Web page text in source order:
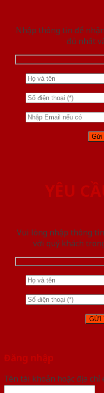
Nhập thông tin để
đủ nhất
YÊU
Vui lòng nhập thông
với quý khách
Đăng nhập
Tên tài khoản hoặc địa chỉ